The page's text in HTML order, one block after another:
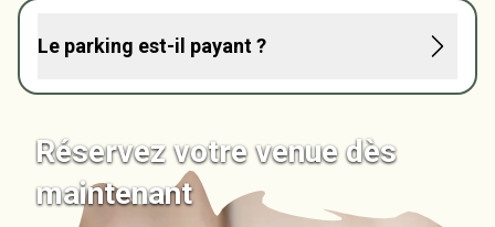
Le parking est-il payant ?
Réservez votre venue dès
maintenant